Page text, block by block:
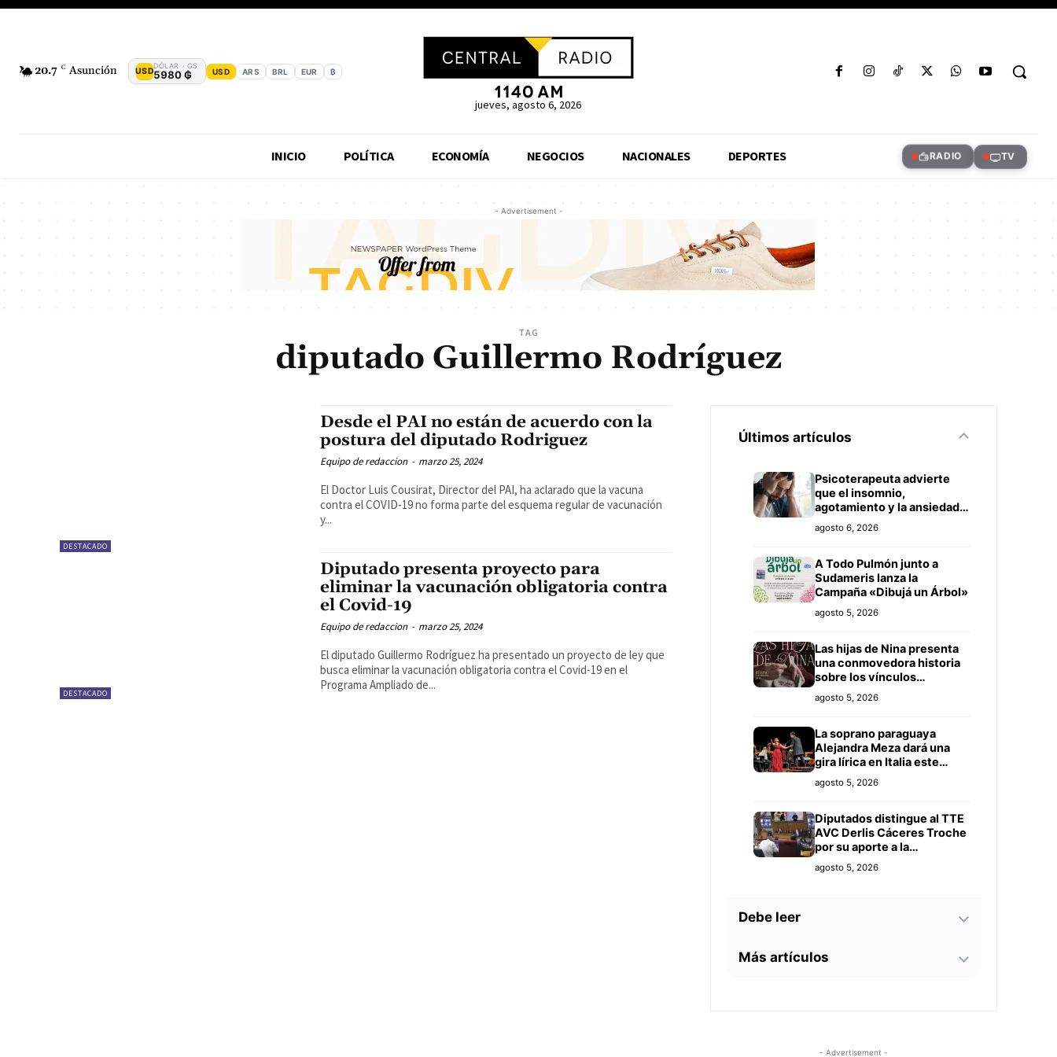
20.7 C Asunción USD
DÓLAR · GS
5980 ₲ USD ARS BRL EUR ₿
jueves, agosto 6, 2026
INICIO POLÍTICA ECONOMÍA NEGOCIOS NACIONALES DEPORTES RADIO TV
- Advertisement -
TAG
diputado Guillermo Rodríguez
DESTACADO
Desde el PAI no están de acuerdo con la
postura del diputado Rodriguez
Equipo de redaccion - marzo 25, 2024
El Doctor Luis Cousirat, Director del PAI, ha aclarado que la vacuna
contra el COVID-19 no forma parte del esquema regular de vacunación
y...
DESTACADO
Diputado presenta proyecto para
eliminar la vacunación obligatoria contra
el Covid-19
Equipo de redaccion - marzo 25, 2024
El diputado Guillermo Rodríguez ha presentado un proyecto de ley que
busca eliminar la vacunación obligatoria contra el Covid-19 en el
Programa Ampliado de...
Últimos artículos
Psicoterapeuta advierte
que el insomnio,
agotamiento y la ansiedad
son señales que no deben
ignorarse
agosto 6, 2026
A Todo Pulmón junto a
Sudameris lanza la
Campaña «Dibujá un Árbol»
agosto 5, 2026
Las hijas de Nina presenta
una conmovedora historia
sobre los vínculos
familiares
agosto 5, 2026
La soprano paraguaya
Alejandra Meza dará una
gira lírica en Italia este
2026
agosto 5, 2026
Diputados distingue al TTE
AVC Derlis Cáceres Troche
por su aporte a la
investigación en
Inteligencia Artificial y
agosto 5, 2026
Debe leer
El Niño pondrá a prueba la
Más artículos
agosto 5, 2026
- Advertisement -